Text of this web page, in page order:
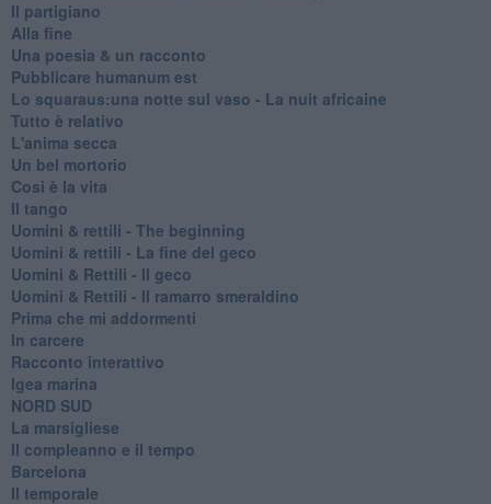
Il partigiano
Alla fine
Una poesia & un racconto
Pubblicare humanum est
Lo squaraus:una notte sul vaso - La nuit africaine
Tutto è relativo
L'anima secca
Un bel mortorio
Cosi è la vita
Il tango
​Uomini & rettili - The beginning
​Uomini & rettili - La fine del geco
Uomini & Rettili - Il geco
Uomini & Rettili - Il ramarro smeraldino
Prima che mi addormenti
In carcere
Racconto interattivo
Igea marina
​NORD SUD
La marsigliese
Il compleanno e il tempo
Barcelona
Il temporale